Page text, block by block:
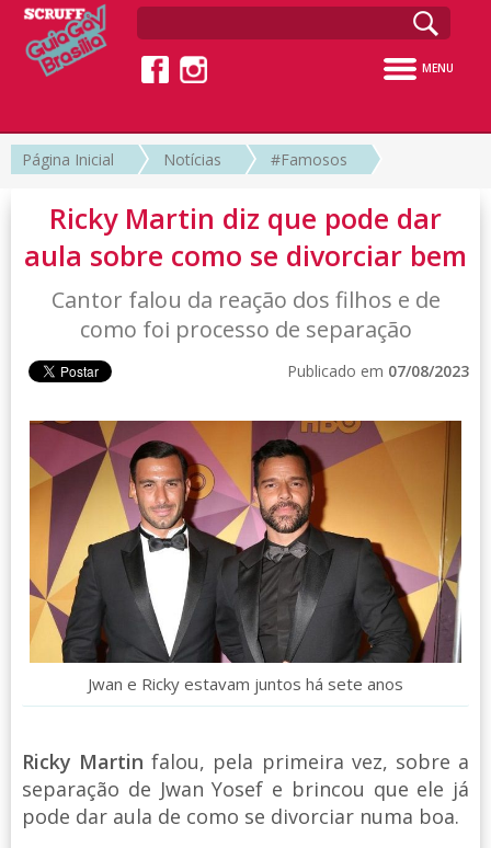
MENU
Página Inicial Notícias #Famosos
Ricky Martin diz que pode dar
aula sobre como se divorciar bem
Cantor falou da reação dos filhos e de
como foi processo de separação
Publicado em 07/08/2023
Jwan e Ricky estavam juntos há sete anos
Ricky Martin falou, pela primeira vez, sobre a
separação de Jwan Yosef e brincou que ele já
pode dar aula de como se divorciar numa boa.